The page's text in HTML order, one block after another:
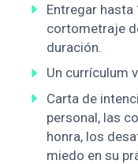
Entregar
cortometraje
duración.
Un currículum
Carta de
personal, las
honra, los
miedo en su